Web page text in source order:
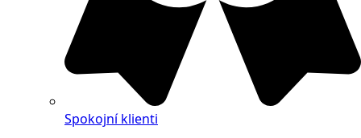
Spokojní klienti